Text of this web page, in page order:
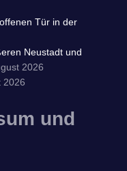
Tür in der
Neustadt und
2026
2026
und